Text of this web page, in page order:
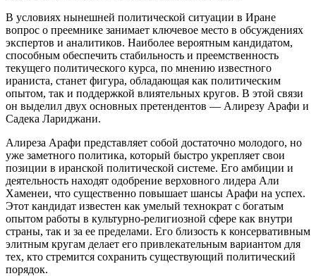
В условиях нынешней политической ситуации в Иране
вопрос о преемнике занимает ключевое место в обсуждениях
экспертов и аналитиков. Наиболее вероятным кандидатом,
способным обеспечить стабильность и преемственность
текущего политического курса, по мнению известного
ираниста, станет фигура, обладающая как политическим
опытом, так и поддержкой влиятельных кругов. В этой связи
он выделил двух основных претендентов — Алирезу Арафи и
Садека Лариджани.
Алиреза Арафи представляет собой достаточно молодого, но
уже заметного политика, который быстро укрепляет свои
позиции в иранской политической системе. Его амбиции и
деятельность находят одобрение верховного лидера Али
Хаменеи, что существенно повышает шансы Арафи на успех.
Этот кандидат известен как умелый технократ с богатым
опытом работы в культурно-религиозной сфере как внутри
страны, так и за ее пределами. Его близость к консервативным
элитным кругам делает его привлекательным вариантом для
тех, кто стремится сохранить существующий политический
порядок.